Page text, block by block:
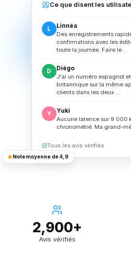
Ce que disent les
L Linnéa
Des enregistrements
confirmations avec les
toute la journée. Faire le…
D Diégo
J'ai un numéro espagnol
britannique sur la même
clients dans les deux …
Y Yuki
Aucune latence sur 9 000
chronométré. Ma grand-
Tous les avis vérifiés
Note moyenne de 4,9
2,900+
Avis vérifiés